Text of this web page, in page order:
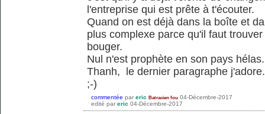
l'entreprise qui est prête à t'écouter.
Quand on est déjà dans la boîte et
plus complexe parce qu'il faut
bouger.
Nul n'est prophète en son pays
Thanh, le dernier paragraphe
;-)
commentée par eric Batracien fou 04-Décembre-2017
edité par eric 04-Décembre-2017